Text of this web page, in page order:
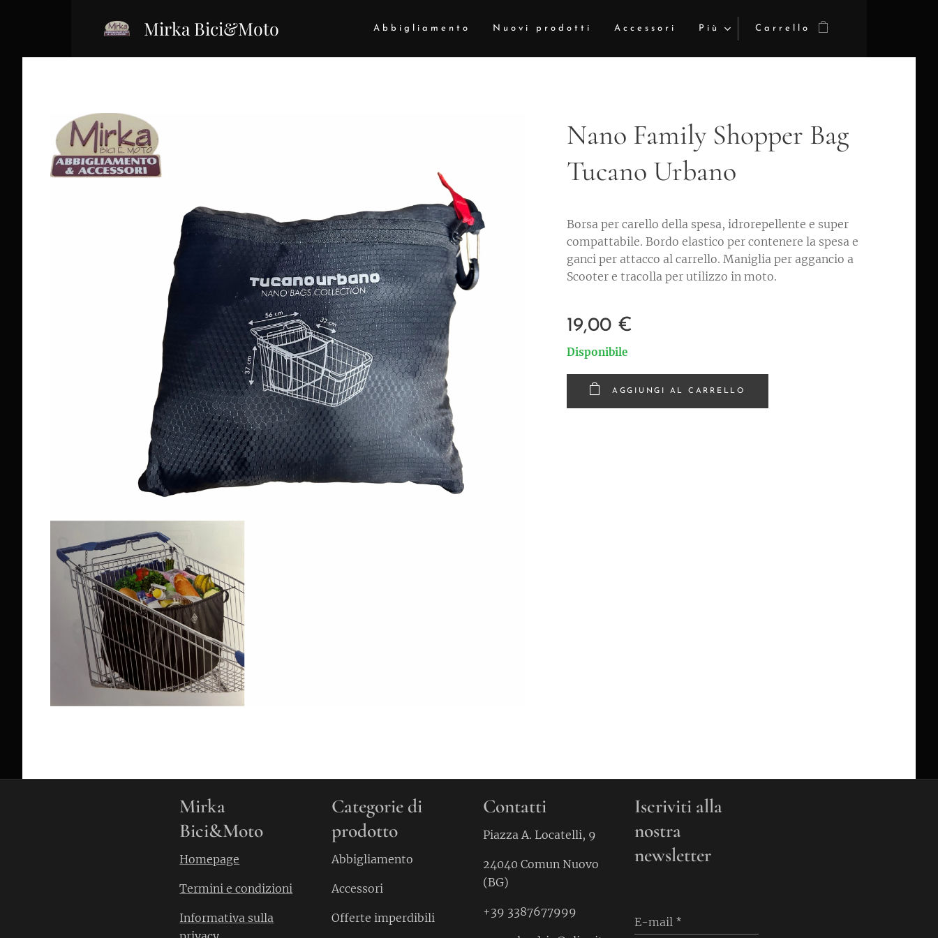
Mirka Bici&Moto Abbigliamento Nuovi prodotti Accessori Più Carrello
Nano Family Shopper Bag
Tucano Urbano
Borsa per carello della spesa, idrorepellente e super
compattabile. Bordo elastico per contenere la spesa e
ganci per attacco al carrello. Maniglia per aggancio a
Scooter e tracolla per utilizzo in moto.
19,00 €
Disponibile
AGGIUNGI AL CARRELLO
Mirka
Bici&Moto
Homepage
Termini e condizioni
Informativa sulla
Categorie di
prodotto
Abbigliamento
Accessori
Offerte imperdibili
Contatti
Piazza A. Locatelli, 9
24040 Comun Nuovo
(BG)
+39 3387677999
Iscriviti alla
nostra
newsletter
E-mail